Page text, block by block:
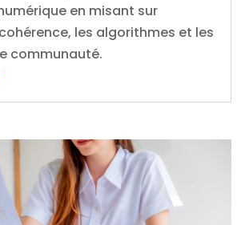
en misant sur
les algorithmes et les
communauté.